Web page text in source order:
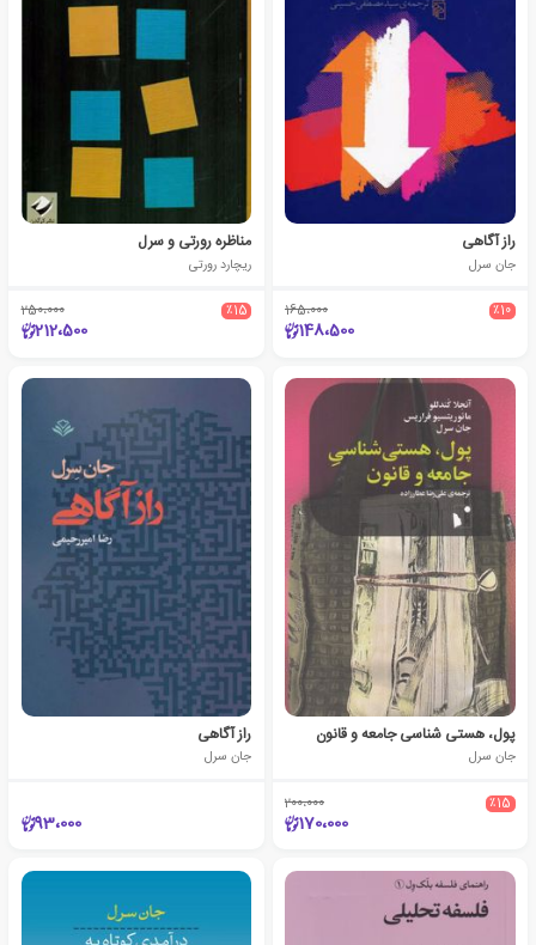
راز آگاهی
جان سرل
٪10 165،000
148،500
مناظره ‏‫رورتی و سرل
ریچارد رورتی
٪15 250،000
212،500
پول، هستی شناسی جامعه و قانون
جان سرل
٪15 200،000
170،000
راز آگاهی
جان سرل
93،000